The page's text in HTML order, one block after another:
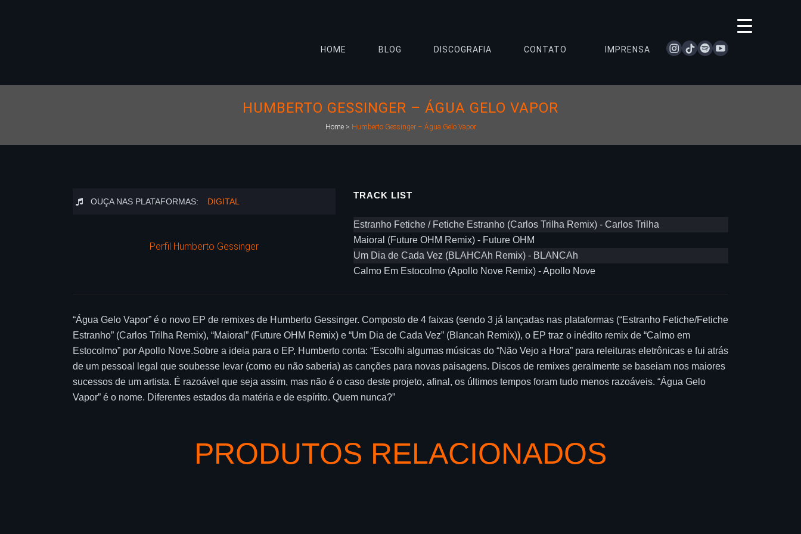
instagram
tiktokspotifyyoutube
HOME BLOG DISCOGRAFIA CONTATO IMPRENSA
HUMBERTO GESSINGER – ÁGUA GELO VAPOR
Home> Humberto Gessinger – Água Gelo Vapor
OUÇA NAS PLATAFORMAS: DIGITAL
Perfil Humberto Gessinger
TRACK LIST
Estranho Fetiche / Fetiche Estranho (Carlos Trilha Remix) - Carlos Trilha
Maioral (Future OHM Remix) - Future OHM
Um Dia de Cada Vez (BLAHCAh Remix) - BLANCAh
Calmo Em Estocolmo (Apollo Nove Remix) - Apollo Nove
“Água Gelo Vapor” é o novo EP de remixes de Humberto Gessinger. Composto de 4 faixas (sendo 3 já lançadas nas plataformas (“Estranho Fetiche/Fetiche
Estranho” (Carlos Trilha Remix), “Maioral” (Future OHM Remix) e “Um Dia de Cada Vez” (Blancah Remix)), o EP traz o inédito remix de “Calmo em
Estocolmo” por Apollo Nove.Sobre a ideia para o EP, Humberto conta: “Escolhi algumas músicas do “Não Vejo a Hora” para releituras eletrônicas e fui atrás
de um pessoal legal que soubesse levar (como eu não saberia) as canções para novas paisagens. Discos de remixes geralmente se baseiam nos maiores
sucessos de um artista. É razoável que seja assim, mas não é o caso deste projeto, afinal, os últimos tempos foram tudo menos razoáveis. “Água Gelo
Vapor” é o nome. Diferentes estados da matéria e de espírito. Quem nunca?”
PRODUTOS RELACIONADOS